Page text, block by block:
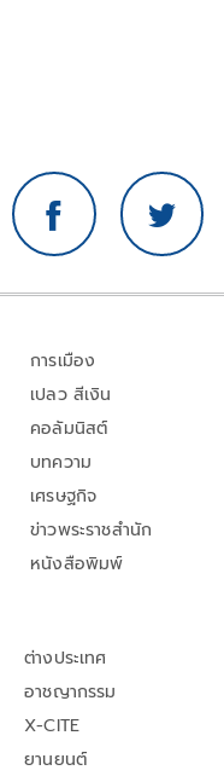
การเมือง
เปลว สีเงิน
คอลัมนิสต์
บทความ
เศรษฐกิจ
ข่าวพระราชสำนัก
หนังสือพิมพ์
ต่างประเทศ
อาชญากรรม
X-CITE
ยานยนต์